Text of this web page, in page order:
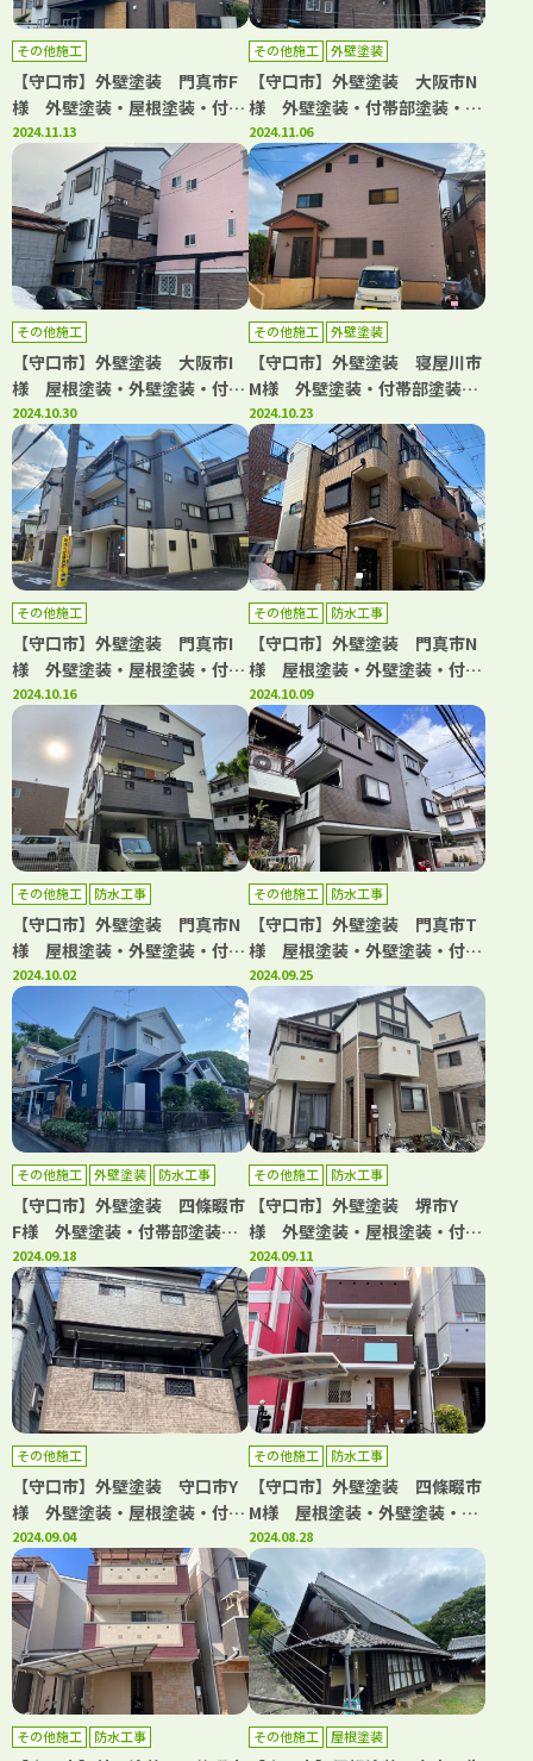
その他施工
【守口市】外壁塗装 門真市F
様 外壁塗装・屋根塗装・付帯
部塗装・シーリング工事 アビ
リティペイント
2024.11.13
その他施工 外壁塗装
【守口市】外壁塗装 大阪市N
様 外壁塗装・付帯部塗装・シ
ーリング工事 アビリティペイ
ント
2024.11.06
その他施工
【守口市】外壁塗装 大阪市I
様 屋根塗装・外壁塗装・付帯
部塗装・シーリング工事 アビ
リティペイント
2024.10.30
その他施工 外壁塗装
【守口市】外壁塗装 寝屋川市
M様 外壁塗装・付帯部塗装・
シーリング工事 アビリティペ
イント
2024.10.23
その他施工
【守口市】外壁塗装 門真市I
様 外壁塗装・屋根塗装・付帯
部塗装・シーリング工事 アビ
リティペイント
2024.10.16
その他施工 防水工事
【守口市】外壁塗装 門真市N
様 屋根塗装・外壁塗装・付帯
部塗装・シーリング工事・防水
工事 アビリティペイント
2024.10.09
その他施工 防水工事
【守口市】外壁塗装 門真市N
様 屋根塗装・外壁塗装・付帯
部塗装・シーリング工事・防水
工事 アビリティペイント
2024.10.02
その他施工 防水工事
【守口市】外壁塗装 門真市T
様 屋根塗装・外壁塗装・付帯
部塗装・シーリング工事・防水
工事 アビリティペイント
2024.09.25
その他施工 外壁塗装 防水工事
【守口市】外壁塗装 四條畷市
F様 外壁塗装・付帯部塗装・
防水工事・屋根カバー工法 ア
ビリティペイント
2024.09.18
その他施工 防水工事
【守口市】外壁塗装 堺市Y
様 外壁塗装・屋根塗装・付帯
部塗装・防水工事 アビリティ
ペイント
2024.09.11
その他施工
【守口市】外壁塗装 守口市Y
様 外壁塗装・屋根塗装・付帯
部塗装・シーリング工事 アビ
リティペイント
2024.09.04
その他施工 防水工事
【守口市】外壁塗装 四條畷市
M様 屋根塗装・外壁塗装・付
帯部塗装・シーリング工事・防
水工事 アビリティペイント
2024.08.28
その他施工 防水工事 その他施工 屋根塗装